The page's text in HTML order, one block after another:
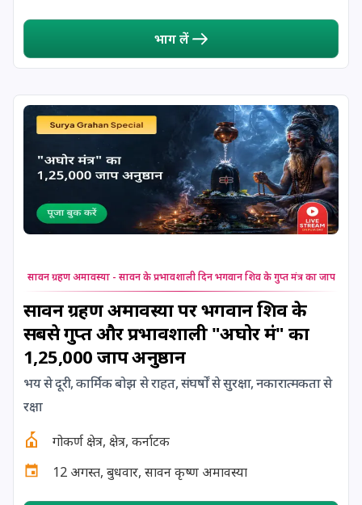
19 August, 2026 Tulsidas Jayanti
20 August, 2026 Masik Durgashtami
24 August, 2026 Damodara Dwadashi
Shravan Somwar Vrat
25 August, 2026 Mangala Gauri Vrat
25 August, 2026 Pradosh Vrat
26 August, 2026 Onam
26 August, 2026
27 August, 2026 Hayagriva Jayanti
भाग लें
सावन ग्रहण अमावस्या - सावन के प्रभावशाली दिन भगवान शिव के गुप्त मंत्र का जाप
सावन ग्रहण अमावस्या पर भगवान शिव के
सबसे गुप्त और प्रभावशाली "अघोर मंत्र" का
1,25,000 जाप अनुष्ठान
भय से दूरी, कार्मिक बोझ से राहत, संघर्षों से सुरक्षा, नकारात्मकता से
रक्षा
गोकर्ण क्षेत्र, क्षेत्र, कर्नाटक
12 अगस्त, बुधवार, सावन कृष्ण अमावस्या